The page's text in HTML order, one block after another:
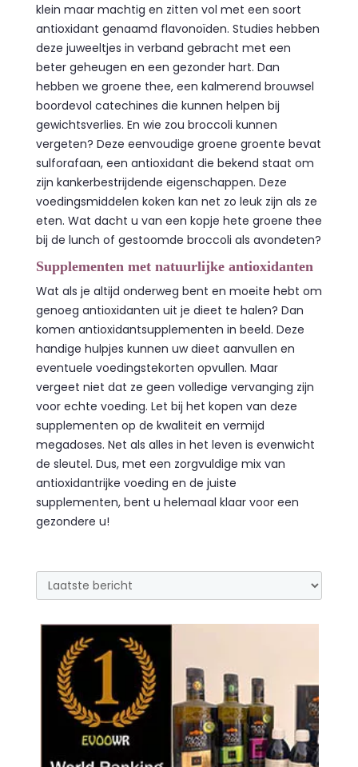
klein maar machtig en zitten vol met een soort
antioxidant genaamd flavonoïden. Studies hebben
deze juweeltjes in verband gebracht met een
beter geheugen en een gezonder hart. Dan
hebben we groene thee, een kalmerend brouwsel
boordevol catechines die kunnen helpen bij
gewichtsverlies. En wie zou broccoli kunnen
vergeten? Deze eenvoudige groene groente bevat
sulforafaan, een antioxidant die bekend staat om
zijn kankerbestrijdende eigenschappen. Deze
voedingsmiddelen koken kan net zo leuk zijn als ze
eten. Wat dacht u van een kopje hete groene thee
bij de lunch of gestoomde broccoli als avondeten?
Supplementen met natuurlijke antioxidanten
Wat als je altijd onderweg bent en moeite hebt om
genoeg antioxidanten uit je dieet te halen? Dan
komen antioxidantsupplementen in beeld. Deze
handige hulpjes kunnen uw dieet aanvullen en
eventuele voedingstekorten opvullen. Maar
vergeet niet dat ze geen volledige vervanging zijn
voor echte voeding. Let bij het kopen van deze
supplementen op de kwaliteit en vermijd
megadoses. Net als alles in het leven is evenwicht
de sleutel. Dus, met een zorgvuldige mix van
antioxidantrijke voeding en de juiste
supplementen, bent u helemaal klaar voor een
gezondere u!